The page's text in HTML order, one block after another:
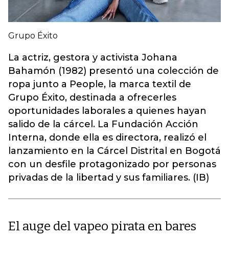
Grupo Éxito
La actriz, gestora y activista Johana
Bahamón (1982) presentó una colección de
ropa junto a People, la marca textil de
Grupo Éxito, destinada a ofrecerles
oportunidades laborales a quienes hayan
salido de la cárcel. La Fundación Acción
Interna, donde ella es directora, realizó el
lanzamiento en la Cárcel Distrital en Bogotá
con un desfile protagonizado por personas
privadas de la libertad y sus familiares. (IB)
El auge del vapeo pirata en bares